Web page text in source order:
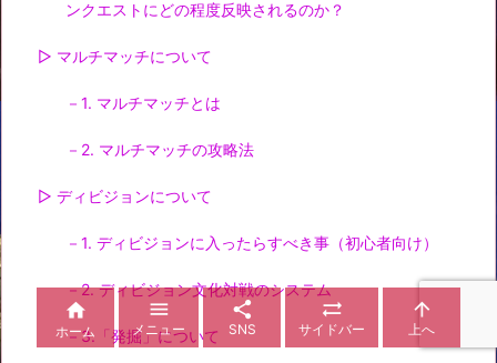
ンクエストにどの程度反映されるのか？
▷ マルチマッチについて
－1. マルチマッチとは
－2. マルチマッチの攻略法
▷ ディビジョンについて
－1. ディビジョンに入ったらすべき事（初心者向け）
－2. ディビジョン文化対戦のシステム
－3.「発掘」について

ホーム

メニュー

SNS

サイドバー

上へ